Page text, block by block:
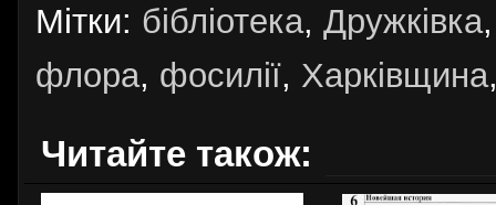
Мітки: бібліотека, Дружківка
флора, фосилії, Харківщина
Читайте також: